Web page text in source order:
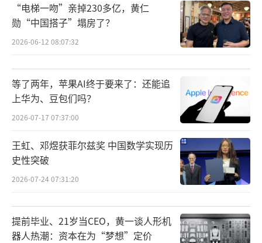
“电梯一吻”亲掉230多亿，黄仁
勋“中国搭子”塌房了？
2026-06-12 08:07:32
等了两年，苹果AI终于要来了：还能追
上华为、豆包们吗？
2026-07-17 07:37:00
王虹、邓煜获菲尔兹奖 中国数学实现历
史性突破
2026-07-24 07:31:20
提前毕业、21岁当CEO，黄一谈人形机
器人热潮：资本在为“梦想”定价